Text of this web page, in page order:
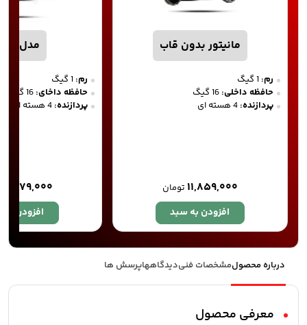
مانیتور بدون قاب
رم:
حافظه داخلی:
پردازنده:
۱۱,۸۵۹,۰۰۰ تومان
افزودن به سبد
مدل DM 01
رم: 1 گیگ
حافظه داخای: 16 گیگ
پردازنده: 4 هسته ای
۱۲,۷۷۹,۰۰۰
افزودن
درباره محصولمشخصات فنیدیدگاههاپرسش ها
معرفی محصول